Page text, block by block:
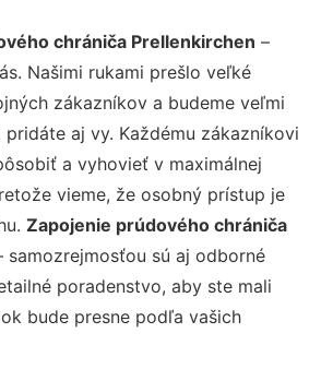
chrániča Prellenkirchen –
Našimi rukami prešlo veľké
zákazníkov a budeme veľmi
pridáte aj vy. Každému zákazníkovi
a vyhovieť v maximálnej
vieme, že osobný prístup je
Zapojenie prúdového chrániča
samozrejmosťou sú aj odborné
poradenstvo, aby ste mali
bude presne podľa vašich